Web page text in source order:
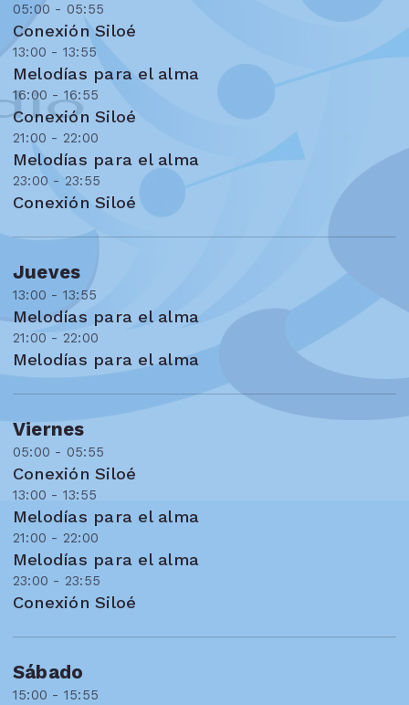
05:00 - 05:55
Conexión Siloé
13:00 - 13:55
Melodías para el alma
16:00 - 16:55
Conexión Siloé
21:00 - 22:00
Melodías para el alma
23:00 - 23:55
Conexión Siloé
Jueves
13:00 - 13:55
Melodías para el alma
21:00 - 22:00
Melodías para el alma
Viernes
05:00 - 05:55
Conexión Siloé
13:00 - 13:55
Melodías para el alma
21:00 - 22:00
Melodías para el alma
23:00 - 23:55
Conexión Siloé
Sábado
15:00 - 15:55